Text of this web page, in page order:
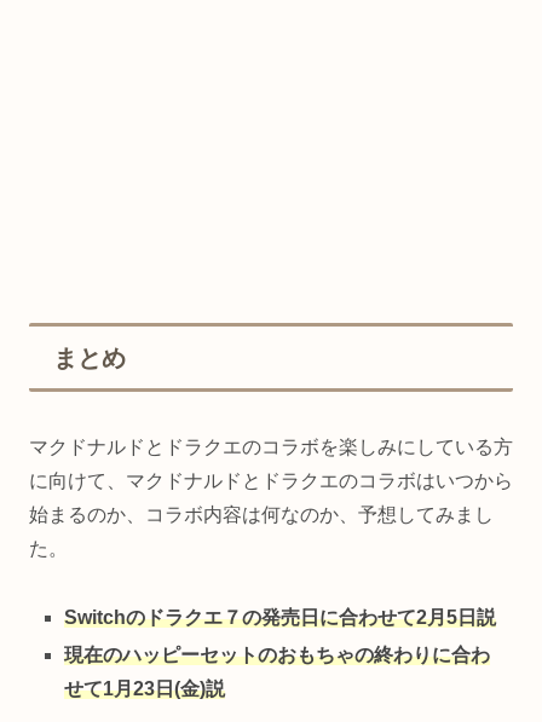
まとめ
マクドナルドとドラクエのコラボを楽しみにしている方
に向けて、マクドナルドとドラクエのコラボはいつから
始まるのか、コラボ内容は何なのか、予想してみまし
た。
Switchのドラクエ７の発売日に合わせて2月5日説
現在のハッピーセットのおもちゃの終わりに合わ
せて1月23日(金)説